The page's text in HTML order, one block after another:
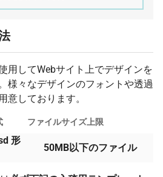
用してWebサイト上でデザインを
様々なデザインのフォントや透過
意しております。
形
ファイルサイズ上限
50MB以下のファイル